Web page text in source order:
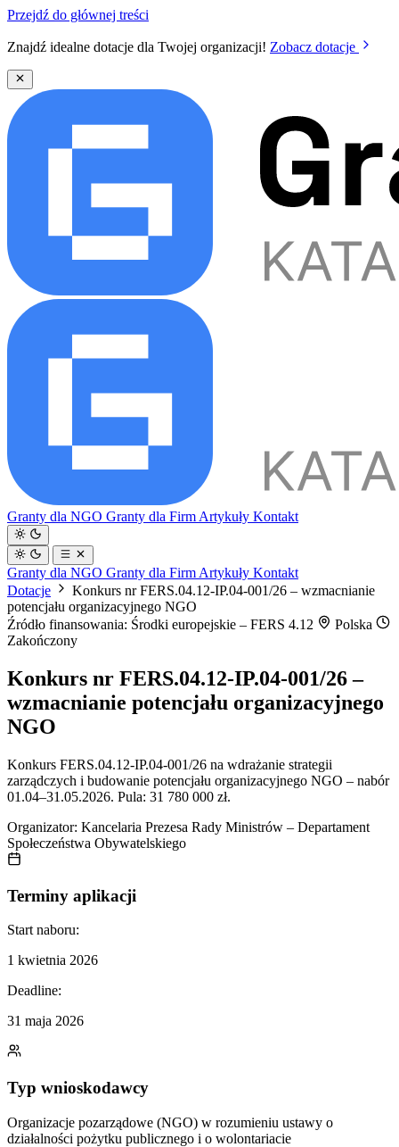
Przejdź do głównej treści
Znajdź idealne dotacje dla Twojej organizacji! Zobacz dotacje
Granty dla NGO Granty dla Firm Artykuły Kontakt
Granty dla NGO Granty dla Firm Artykuły Kontakt
Dotacje
Konkurs nr FERS.04.12-IP.04-001/26 – wzmacnianie
potencjału organizacyjnego NGO
Źródło finansowania: Środki europejskie – FERS 4.12
Polska
Zakończony
Konkurs nr FERS.04.12-IP.04-001/26 –
wzmacnianie potencjału organizacyjnego
NGO
Konkurs FERS.04.12-IP.04-001/26 na wdrażanie strategii
zarządczych i budowanie potencjału organizacyjnego NGO – nabór
01.04–31.05.2026. Pula: 31 780 000 zł.
Organizator: Kancelaria Prezesa Rady Ministrów – Departament
Społeczeństwa Obywatelskiego
Terminy aplikacji
Start naboru:
1 kwietnia 2026
Deadline:
31 maja 2026
Typ wnioskodawcy
Organizacje pozarządowe (NGO) w rozumieniu ustawy o
działalności pożytku publicznego i o wolontariacie